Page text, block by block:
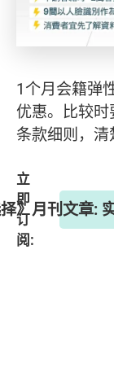
1个月会籍弹
优惠。比较
条款细则，清
立
即
订
阅:
》月刊文章: